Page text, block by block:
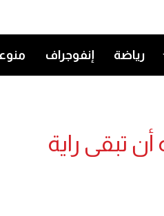
رياضة إنفوجراف
تبقى راية